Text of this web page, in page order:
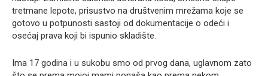
tretmane lepote, prisustvo na društvenim mrežama koje se
gotovo u potpunosti sastoji od dokumentacije o odeći i
osećaj prava koji bi ispunio skladište.
Ima 17 godina i u sukobu smo od prvog dana, uglavnom zato